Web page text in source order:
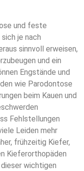
und feste
je nach
sinnvoll erweisen,
und ein
Engstände und
wie Parodontose
beim Kauen und
Fehlstellungen
Leiden mehr
frühzeitig Kiefer,
Kieferorthopäden
wichtigen